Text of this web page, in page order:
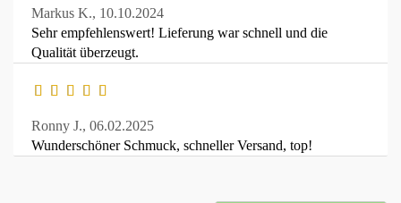
Markus K., 10.10.2024
Sehr empfehlenswert! Lieferung war schnell und die
Qualität überzeugt.
Ronny J., 06.02.2025
Wunderschöner Schmuck, schneller Versand, top!